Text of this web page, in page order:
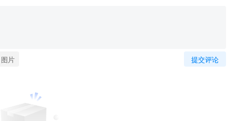
提交评论
图片